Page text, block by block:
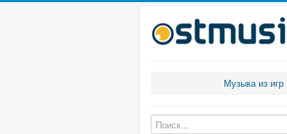
Музыка из игр